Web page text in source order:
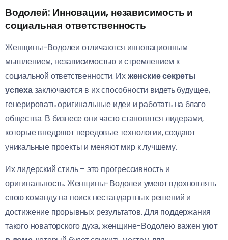
Водолей: Инновации, независимость и
социальная ответственность
Женщины-Водолеи отличаются инновационным
мышлением, независимостью и стремлением к
социальной ответственности. Ихженские секреты
успехазаключаются в их способности видеть будущее,
генерировать оригинальные идеи и работать на благо
общества. В бизнесе они часто становятся лидерами,
которые внедряют передовые технологии, создают
уникальные проекты и меняют мир к лучшему.
Их лидерский стиль – это прогрессивность и
оригинальность. Женщины-Водолеи умеют вдохновлять
свою команду на поиск нестандартных решений и
достижение прорывных результатов. Для поддержания
такого новаторского духа, женщине-Водолею важенуют